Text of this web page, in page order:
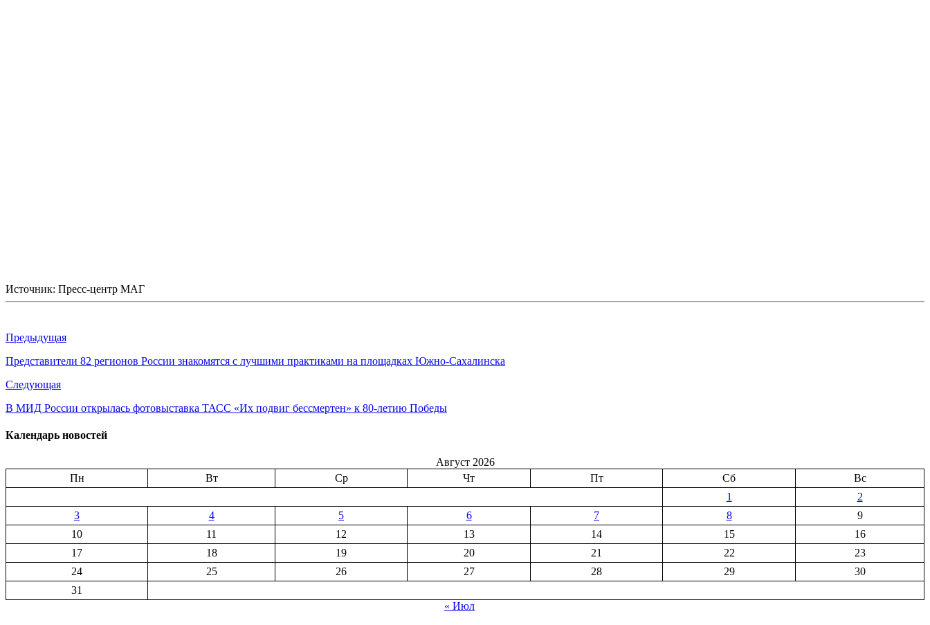
Источник: Пресс-центр МАГ
Предыдущая
Представители 82 регионов России знакомятся с лучшими практиками на площадках Южно-Сахалинска
Следующая
В МИД России открылась фотовыставка ТАСС «Их подвиг бессмертен» к 80-летию Победы
Календарь новостей
Август 2026
Пн
Вт Ср Чт Пт Сб
Вс
1
2
3
4 5 6 7 8
9
10
11 12 13 14 15
16
17
18 19 20 21 22
23
24
25 26 27 28 29
30
31
« Июл